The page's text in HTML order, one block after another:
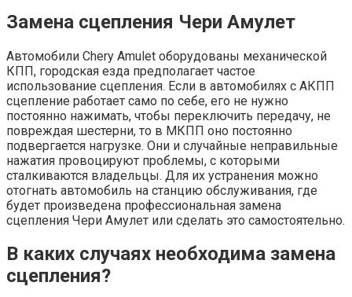
Замена сцепления Чери Амулет
Автомобили Chery Amulet оборудованы механической
КПП, городская езда предполагает частое
использование сцепления. Если в автомобилях с АКПП
сцепление работает само по себе, его не нужно
постоянно нажимать, чтобы переключить передачу, не
повреждая шестерни, то в МКПП оно постоянно
подвергается нагрузке. Они и случайные неправильные
нажатия провоцируют проблемы, с которыми
сталкиваются владельцы. Для их устранения можно
отогнать автомобиль на станцию обслуживания, где
будет произведена профессиональная замена
сцепления Чери Амулет или сделать это самостоятельно.
В каких случаях необходима замена
сцепления?